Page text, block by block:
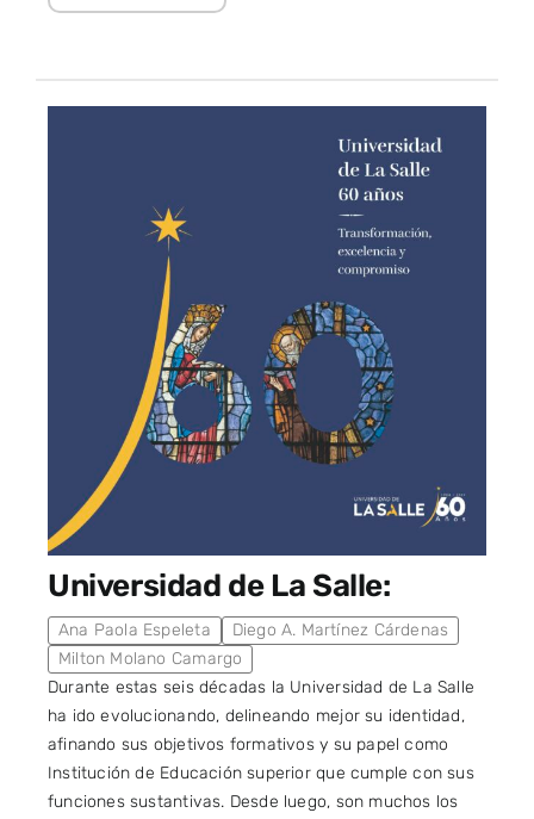
Universidad de La Salle:
Ana Paola Espeleta
Diego A. Martínez Cárdenas
Milton Molano Camargo
Durante estas seis décadas la Universidad de La Salle
ha ido evolucionando, delineando mejor su identidad,
afinando sus objetivos formativos y su papel como
Institución de Educación superior que cumple con sus
funciones sustantivas. Desde luego, son muchos los